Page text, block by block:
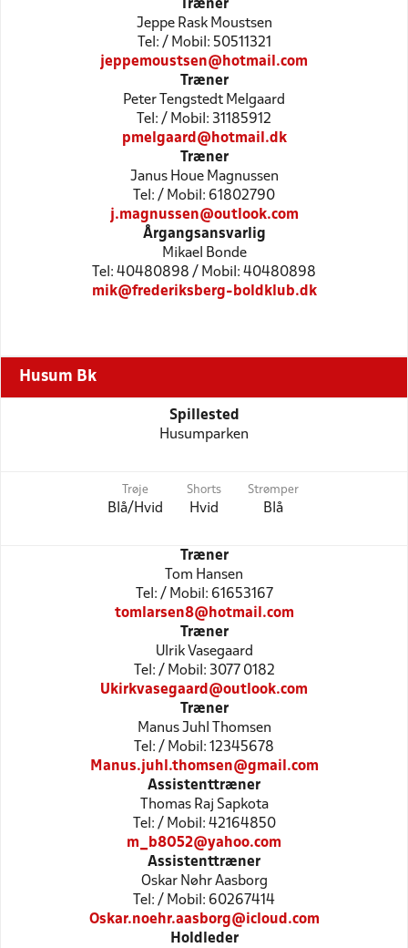
Træner
Jeppe Rask Moustsen
Tel: / Mobil: 50511321
jeppemoustsen@hotmail.com
Træner
Peter Tengstedt Melgaard
Tel: / Mobil: 31185912
pmelgaard@hotmail.dk
Træner
Janus Houe Magnussen
Tel: / Mobil: 61802790
j.magnussen@outlook.com
Årgangsansvarlig
Mikael Bonde
Tel: 40480898 / Mobil: 40480898
mik@frederiksberg-boldklub.dk
Husum Bk
Spillested
Husumparken
Trøje
Blå/Hvid
Shorts
Hvid
Strømper
Blå
Træner
Tom Hansen
Tel: / Mobil: 61653167
tomlarsen8@hotmail.com
Træner
Ulrik Vasegaard
Tel: / Mobil: 3077 0182
Ukirkvasegaard@outlook.com
Træner
Manus Juhl Thomsen
Tel: / Mobil: 12345678
Manus.juhl.thomsen@gmail.com
Assistenttræner
Thomas Raj Sapkota
Tel: / Mobil: 42164850
m_b8052@yahoo.com
Assistenttræner
Oskar Nøhr Aasborg
Tel: / Mobil: 60267414
Oskar.noehr.aasborg@icloud.com
Holdleder